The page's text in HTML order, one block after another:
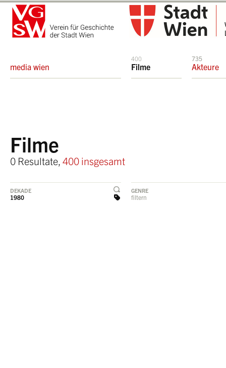
media wien
400
Filme
735
Akteure
Filme
0 Resultate, 400 insgesamt
DEKADE
1980
GENRE
filtern